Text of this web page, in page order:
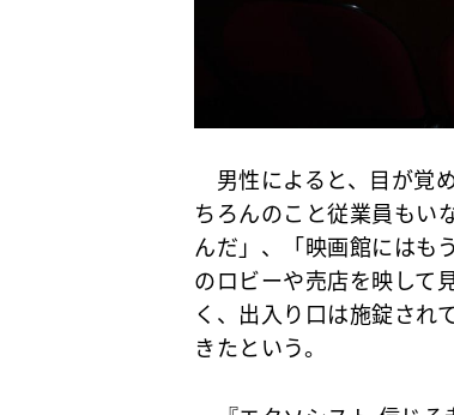
男性によると、目が覚
ちろんのこと従業員もい
んだ」、「映画館にはも
のロビーや売店を映して
く、出入り口は施錠され
きたという。